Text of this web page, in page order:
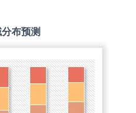
布预测